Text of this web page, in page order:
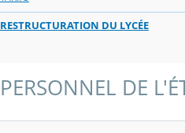
RESTRUCTURATION DU LYCÉE
PERSONNEL DE